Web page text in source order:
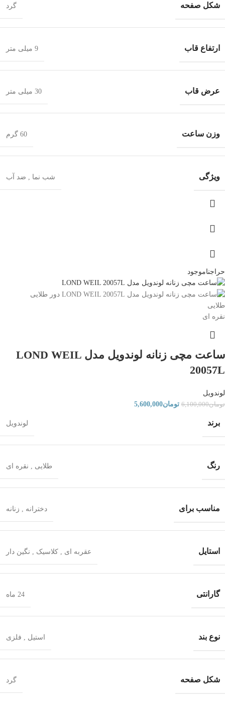
شکل صفحه گرد
ارتفاع قاب 9 میلی متر
عرض قاب 30 میلی متر
وزن ساعت 60 گرم
ویژگی شب‌ نما ضد آب
حراجناموجود
طلایی
نقره ای
ساعت مچی زنانه لوندویل مدل LOND WEIL
20057L
لوندویل
تومان6,100,000 تومان5,600,000
برند لوندویل
رنگ طلایی , نقره ای
مناسب برای دخترانه , زنانه
استایل عقربه ای , کلاسیک , نگین دار
گارانتی 24 ماه
نوع بند استیل , فلزی
شکل صفحه گرد